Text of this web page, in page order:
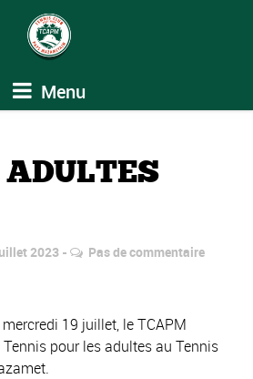
Menu
2023 Pas de commentaire
19 juillet, le TCAPM
pour les adultes au Tennis